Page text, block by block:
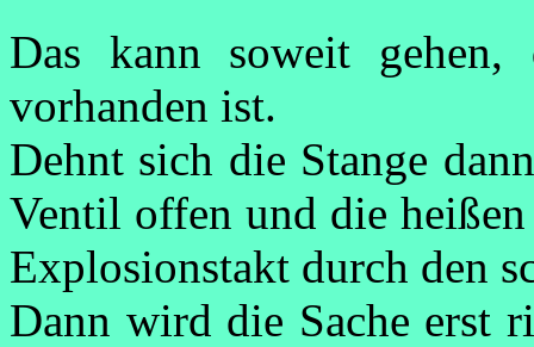
Das kann soweit
vorhanden ist.
Dehnt sich die Stange
Ventil offen und die heißen
Explosionstakt durch den
Dann wird die Sache erst